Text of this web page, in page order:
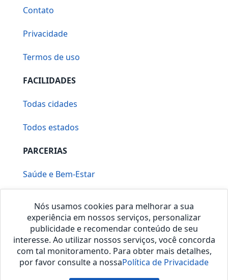
Contato
Privacidade
Termos de uso
FACILIDADES
Todas cidades
Todos estados
PARCERIAS
Saúde e Bem-Estar
Nós usamos cookies para melhorar a sua
experiência em nossos serviços, personalizar
publicidade e recomendar conteúdo de seu
interesse. Ao utilizar nossos serviços, você concorda
com tal monitoramento. Para obter mais detalhes,
por favor consulte a nossaPolítica de Privacidade